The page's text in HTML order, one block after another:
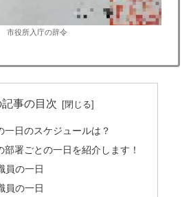
市役所入庁の辞令
記事の目次
一日のスケジュールは？
部署ごとの一日を紹介します！
員の一日
員の一日